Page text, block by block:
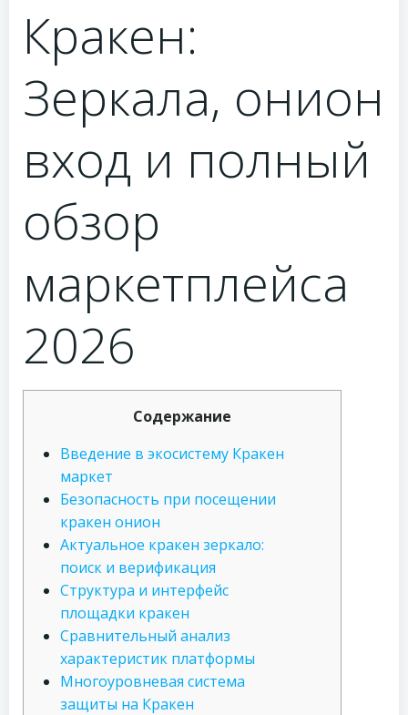
Кракен:
Зеркала, онион
вход и полный
обзор
маркетплейса
2026
Содержание
Введение в экосистему Кракен
маркет
Безопасность при посещении
кракен онион
Актуальное кракен зеркало:
поиск и верификация
Структура и интерфейс
площадки кракен
Сравнительный анализ
характеристик платформы
Многоуровневая система
защиты на Кракен